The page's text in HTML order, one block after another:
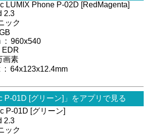
LUMIX Phone P-02D [RedMagenta]
2.3
ック
: 960x540
EDR
画素
: 64x123x12.4mm
P-01D [グリーン]」をアプリで見る
P-01D [グリーン]
2.3
ック